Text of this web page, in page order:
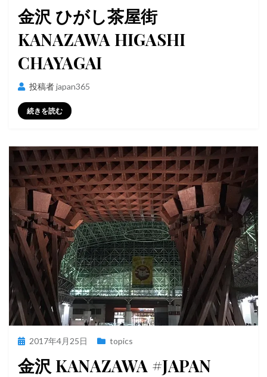
日:
金沢 ひがし茶屋街
KANAZAWA HIGASHI
CHAYAGAI
投稿者japan365
続きを読む
投
日:
2017年4月25日 topics
金沢 KANAZAWA #JAPAN